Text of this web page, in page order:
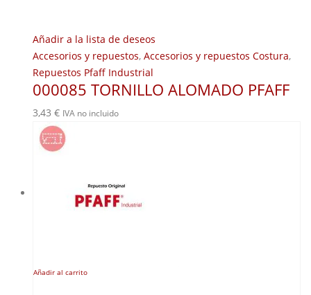
Añadir a la lista de deseos
Accesorios y repuestos, Accesorios y repuestos Costura,
Repuestos Pfaff Industrial
000085 TORNILLO ALOMADO PFAFF
3,43 € IVA no incluido
Añadir al carrito